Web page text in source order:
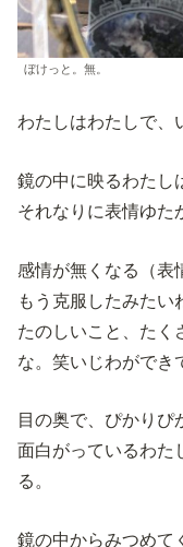
ぼけっと。無。
わたしはわたしで、
鏡の中に映るわたし
それなりに表情ゆた
感情が無くなる（表
もう克服したみたい
たのしいこと、たく
な。笑いじわができ
目の奥で、ぴかりぴ
面白がっているわた
る。
鏡の中からみつめて